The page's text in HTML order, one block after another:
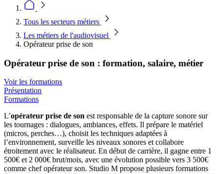
Tous les secteurs métiers
Les métiers de l'audiovisuel
Opérateur prise de son
Opérateur prise de son : formation, salaire, métier
Voir les formations
Présentation
Formations
L’opérateur prise de son est responsable de la capture sonore sur
les tournages : dialogues, ambiances, effets. Il prépare le matériel
(micros, perches…), choisit les techniques adaptées à
l’environnement, surveille les niveaux sonores et collabore
étroitement avec le réalisateur. En début de carrière, il gagne entre 1
500€ et 2 000€ brut/mois, avec une évolution possible vers 3 500€
comme chef opérateur son. Studio M propose plusieurs formations